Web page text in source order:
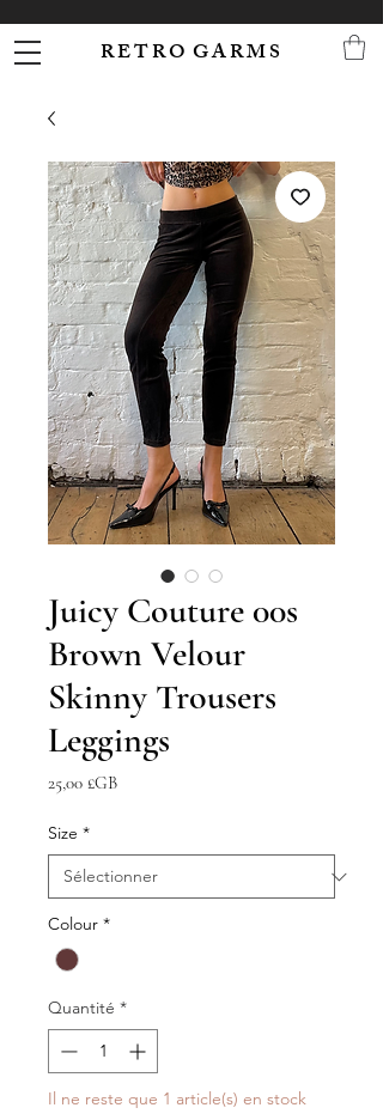
R E T R O G A R M S
Juicy Couture 00s
Brown Velour
Skinny Trousers
Leggings
25,00 £GBPrix
Size *
Colour *
Quantité *
Il ne reste que 1 article(s) en stock